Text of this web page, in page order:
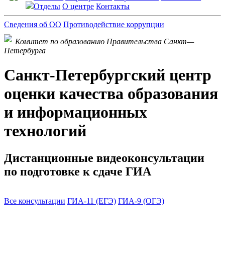
Отделы О центре Контакты
Сведения об ОО Противодействие коррупции
Комитет по образованию Правительства Санкт—
Петербурга
Санкт-Петербургский центр
оценки качества образования
и информационных
технологий
Дистанционные видеоконсультации
по подготовке к сдаче ГИА
Все консультации ГИА-11 (ЕГЭ) ГИА-9 (ОГЭ)